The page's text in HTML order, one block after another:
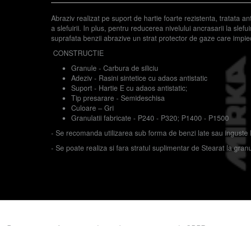
Abraziv realizat pe suport de hartie foarte rezistenta, tratata
a slefuirii. In plus, pentru reducerea nivelului ancrasarii la
suprafata benzii abrazive un strat protector de gaze care
CONSTRUCTIE
Granule - Carbura de siliciu
Adeziv - Rasini sintetice cu adaos antistatic
Suport - Hartie E cu adaos antistatic;
Tip presarare - Semideschisa
Culoare – Gri
Granulatii fabricate - P240 - P320; P1400 - P1500
- Se recomanda utilizarea sub forma de benzi late sau inguste
- Se poate realiza si fara stratul suplimentar de Stearat la
Prezent in categoriile: Benzi late